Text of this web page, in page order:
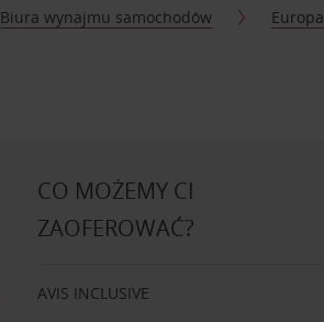
Biura wynajmu samochodów Europa
CO MOŻEMY CI
ZAOFEROWAĆ?
AVIS INCLUSIVE